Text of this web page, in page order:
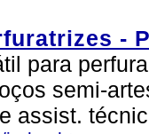
-
para
semi-
assist.